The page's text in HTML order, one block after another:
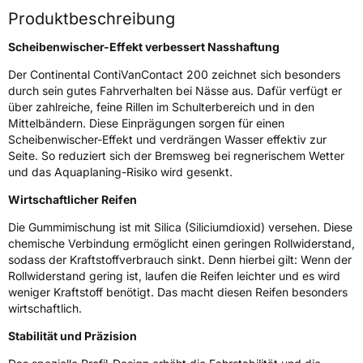
Rollgeräusch (Klasse) B
Rollgeräusch (dB)72
FahrzeugklasseC2
3PMSF / Schneeflockensymbol / Alpine-SymbolNein
EisgripNein
EPREL ID481424
Allgemeine Produktsicherheit (GPSR)
HerstellerkontaktContinental Reifen Deutschland GmbH
Continental-Plaza 1 30173 Hannover
Deutschland,
customerservice_tires@conti.de
Produktbeschreibung
Scheibenwischer-Effekt verbessert Nasshaftung
Der Continental ContiVanContact 200 zeichnet sich besonders
durch sein gutes Fahrverhalten bei Nässe aus. Dafür verfügt er
über zahlreiche, feine Rillen im Schulterbereich und in den
Mittelbändern. Diese Einprägungen sorgen für einen
Scheibenwischer-Effekt und verdrängen Wasser effektiv zur
Seite. So reduziert sich der Bremsweg bei regnerischem Wetter
und das Aquaplaning-Risiko wird gesenkt.
Wirtschaftlicher Reifen
Die Gummimischung ist mit Silica (Siliciumdioxid) versehen. Diese
chemische Verbindung ermöglicht einen geringen Rollwiderstand,
sodass der Kraftstoffverbrauch sinkt. Denn hierbei gilt: Wenn der
Rollwiderstand gering ist, laufen die Reifen leichter und es wird
weniger Kraftstoff benötigt. Das macht diesen Reifen besonders
wirtschaftlich.
Stabilität und Präzision